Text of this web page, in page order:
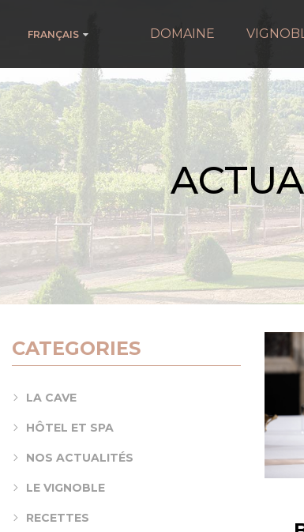
FRANÇAIS DOMAINE
CATEGORIES
LA CAVE
HÔTEL ET SPA
NOS ACTUALITÉS
LE VIGNOBLE
RECETTES